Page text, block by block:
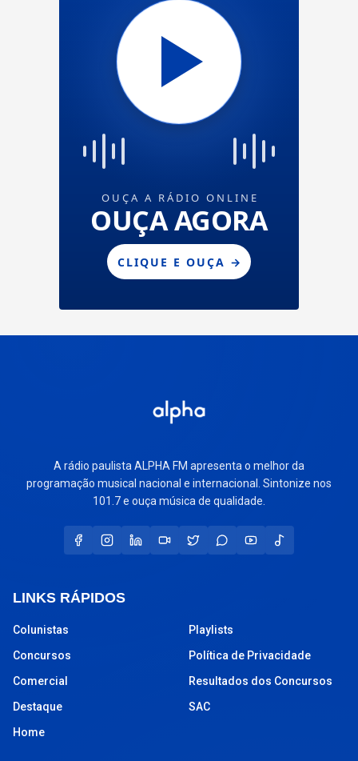
A rádio paulista ALPHA FM apresenta o melhor da
programação musical nacional e internacional. Sintonize nos
101.7 e ouça música de qualidade.
LINKS RÁPIDOS
Colunistas
Concursos
Comercial
Destaque
Home
Playlists
Política de Privacidade
Resultados dos Concursos
SAC